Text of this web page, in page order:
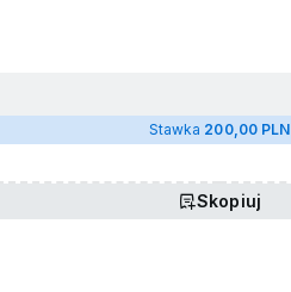
Stawka 200,00 PLN
Skopiuj